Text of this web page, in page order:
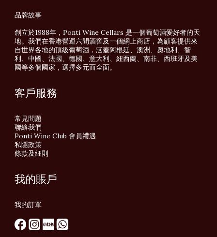
品牌故事
創立於1988年，Ponti Wine Cellars 是一個葡萄酒愛好者的天
地。我們在香港營運六間酒窖及一個網上商店，為顧客提供來
自世界各地的頂級葡萄酒，涵蓋阿根廷、澳洲、奧地利、智
利、中國、法國、德國、意大利、紐西蘭、南非、西班牙及美
國等多個國家，選擇多元而全面。
客戶服務
常見問題
聯絡我們
Ponti Wine Club 會員禮遇
私隱政策
條款及細則
我的賬戶
我的訂單